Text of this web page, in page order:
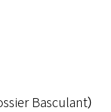
Basculant）